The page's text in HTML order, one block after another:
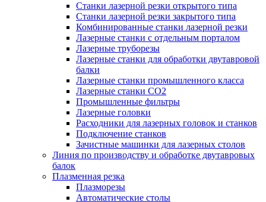
Станки лазерной резки открытого типа
Станки лазерной резки закрытого типа
Комбинированные станки лазерной резки
Лазерные станки с отдельным порталом
Лазерные труборезы
Лазерные станки для обработки двутавровой
балки
Лазерные станки промышленного класса
Лазерные станки CO2
Промышленные фильтры
Лазерные головки
Расходники для лазерных головок и станков
Подключение станков
Зачистные машинки для лазерных столов
Линия по производству и обработке двутавровых
балок
Плазменная резка
Плазморезы
Автоматические столы